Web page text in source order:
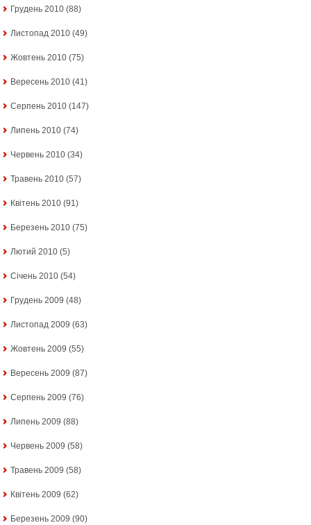
Грудень 2010 (88)
Листопад 2010 (49)
Жовтень 2010 (75)
Вересень 2010 (41)
Серпень 2010 (147)
Липень 2010 (74)
Червень 2010 (34)
Травень 2010 (57)
Квітень 2010 (91)
Березень 2010 (75)
Лютий 2010 (5)
Січень 2010 (54)
Грудень 2009 (48)
Листопад 2009 (63)
Жовтень 2009 (55)
Вересень 2009 (87)
Серпень 2009 (76)
Липень 2009 (88)
Червень 2009 (58)
Травень 2009 (58)
Квітень 2009 (62)
Березень 2009 (90)